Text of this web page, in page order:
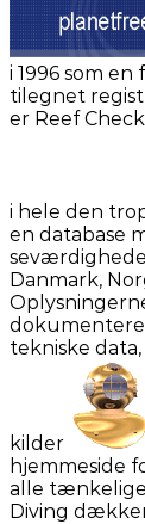
i 1996 som
tilegnet
er Reef
i hele den
en database
Danmark,
tekniske
kilder
hjemmeside
alle tænkelige
Diving